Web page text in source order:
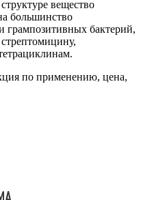
вещество
большинство
грампозитивных бактерий,